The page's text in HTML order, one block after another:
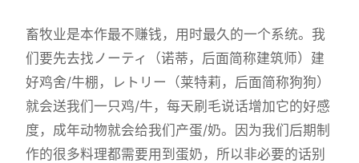
畜牧业是本作最不赚钱，用时最久的一个系统。我
们要先去找ノーティ（诺蒂，后面简称建筑师）建
好鸡舍/牛棚，レトリー（莱特莉，后面简称狗狗）
就会送我们一只鸡/牛，每天刷毛说话增加它的好感
度，成年动物就会给我们产蛋/奶。因为我们后期制
作的很多料理都需要用到蛋奶，所以非必要的话别